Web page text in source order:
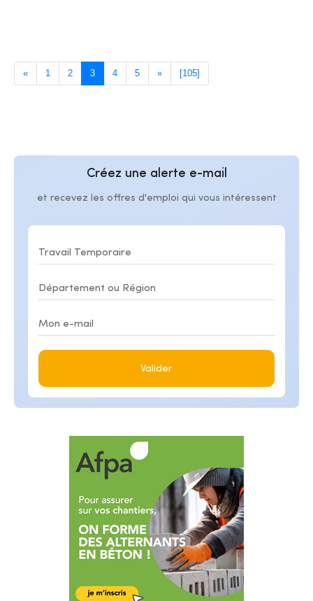
« 1 2 3 4 5 » [105]
Créez une alerte e-mail
et recevez les offres d'emploi qui vous intéressent
Valider